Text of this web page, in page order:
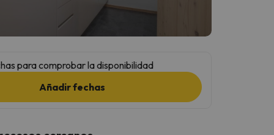
para comprobar la disponibilidad
Añadir fechas